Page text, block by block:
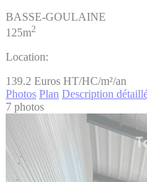
BASSE-GOULAINE
125m2
Location:
139.2 Euros HT/HC/m²/an
Photos Plan Description
7 photos